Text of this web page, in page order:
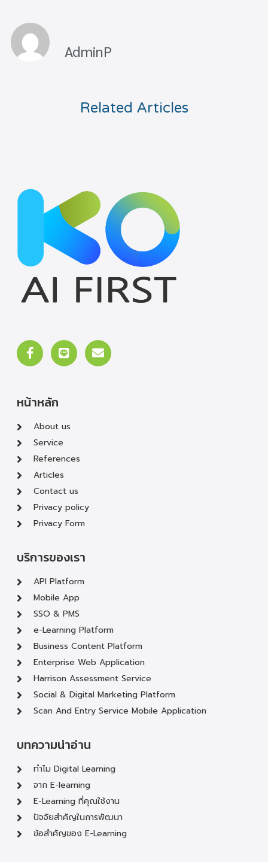
AdminP
Related Articles
หน้าหลัก
About us
Service
References
Articles
Contact us
Privacy policy
Privacy Form
บริการของเรา
API Platform
Mobile App
SSO & PMS
e-Learning Platform
Business Content Platform
Enterprise Web Application
Harrison Assessment Service
Social & Digital Marketing Platform
Scan And Entry Service Mobile Application
บทความน่าอ่าน
ทำไม Digital Learning
จาก E-learning
E-Learning ที่คุณใช้งาน
ปัจจัยสำคัญในการพัฒนา
ข้อสำคัญของ E-Learning